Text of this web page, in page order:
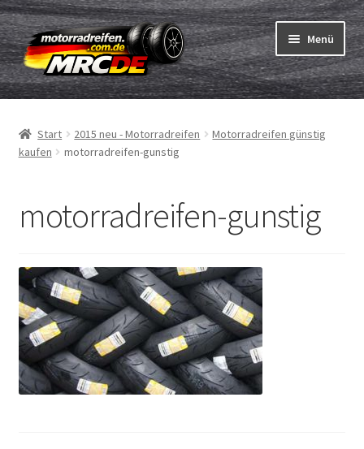
Zur
Navigation
springen
Zum
Inhalt
springen
Menü
Reifen
Schläuche
ABC
Reifentest
Marken
Kontakt
Start 2015 neu - Motorradreifen
Motorradreifen günstig
kaufen
motorradreifen-gunstig
motorradreifen-gunstig